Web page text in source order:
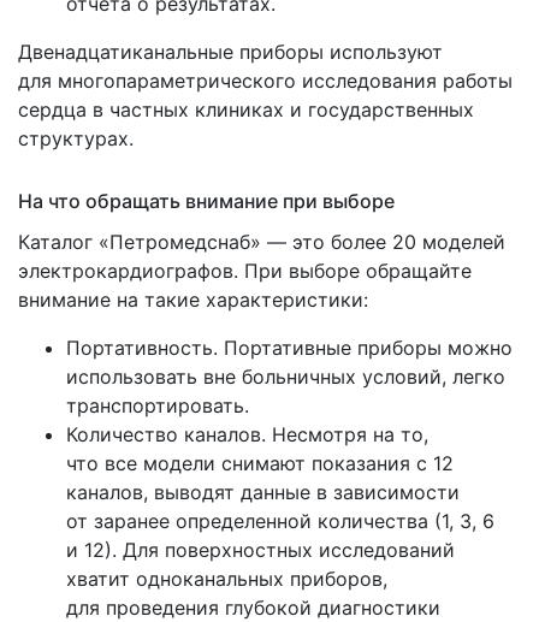
Двенадцатиканальные приборы используют
для многопараметрического исследования работы
сердца в частных клиниках и государственных
структурах.
На что обращать внимание при выборе
Каталог «Петромедснаб» — это более 20 моделей
электрокардиографов. При выборе обращайте
внимание на такие характеристики:
Портативность. Портативные приборы можно
использовать вне больничных условий, легко
транспортировать.
Количество каналов. Несмотря на то,
что все модели снимают показания с 12
каналов, выводят данные в зависимости
от заранее определенной количества (1, 3, 6
и 12). Для поверхностных исследований
хватит одноканальных приборов,
для проведения глубокой диагностики